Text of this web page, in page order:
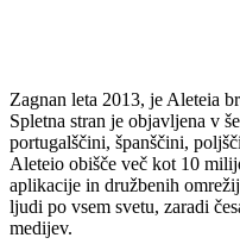
Zagnan leta 2013, je Aleteia
Spletna stran je objavljena v
portugalščini, španščini,
Aleteio obišče več kot 10
aplikacije in družbenih
ljudi po vsem svetu, zaradi
medijev.